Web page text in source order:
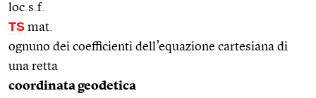
loc.s.f.
TS mat.
ognuno dei coefficienti dell’equazione cartesiana di
una retta
coordinata geodetica